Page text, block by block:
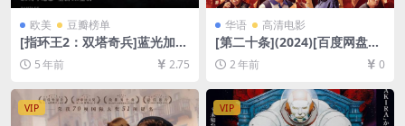
欧美 豆瓣榜单
[指环王2：双塔奇兵]蓝光加长
版(2002)[百度网盘+迅雷云盘
资源1080P超清][MP4/15GB]
5 年前 2.75
华语 高清电影
[第二十条](2024)[百度网盘
+夸克网盘1080P超清未删减
资源][网盘在线播放/下载][MP
2 年前 0
VIP VIP